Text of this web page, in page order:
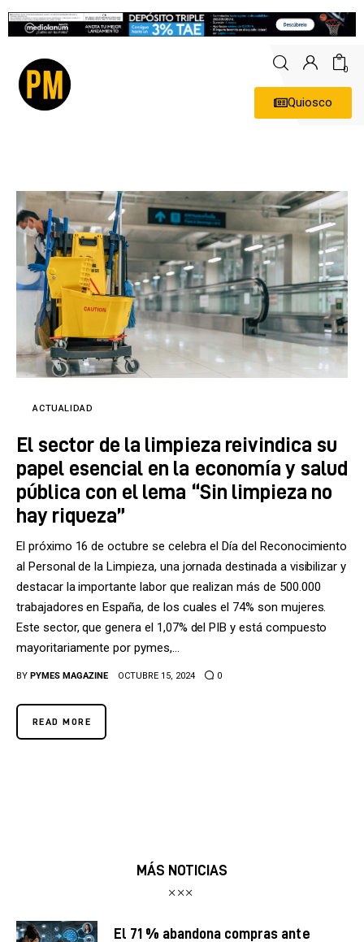
0
Quiosco
Economía
Empresas
Entrevistas
Expertos
Tecnología
Cultura
LifeStyle
Directorio
ACTUALIDAD
El sector de la limpieza reivindica su
papel esencial en la economía y salud
pública con el lema “Sin limpieza no
hay riqueza”
El próximo 16 de octubre se celebra el Día del Reconocimiento
al Personal de la Limpieza, una jornada destinada a visibilizar y
destacar la importante labor que realizan más de 500.000
trabajadores en España, de los cuales el 74% son mujeres.
Este sector, que genera el 1,07% del PIB y está compuesto
mayoritariamente por pymes,…
BY PYMES MAGAZINE OCTUBRE 15, 2024 0
READ MORE
MÁS NOTICIAS
El 71 % abandona compras ante